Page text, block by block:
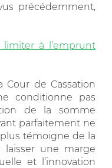
précédemment,
à l’emprunt
de Cassation
conditionne pas
de la somme
parfaitement ne
témoigne de la
une marge
et l’innovation